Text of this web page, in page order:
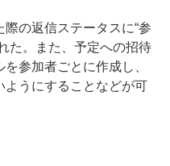
の返信ステータスに“参
た。また、予定への招待
参加者ごとに作成し、
ようにすることなどが可